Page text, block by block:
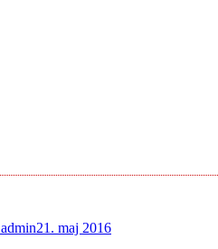
admin21. maj 2016